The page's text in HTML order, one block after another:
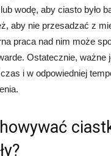
wodę, aby ciasto było
aby nie przesadzać z
praca nad nim może
Ostatecznie, ważne
i w odpowiedniej